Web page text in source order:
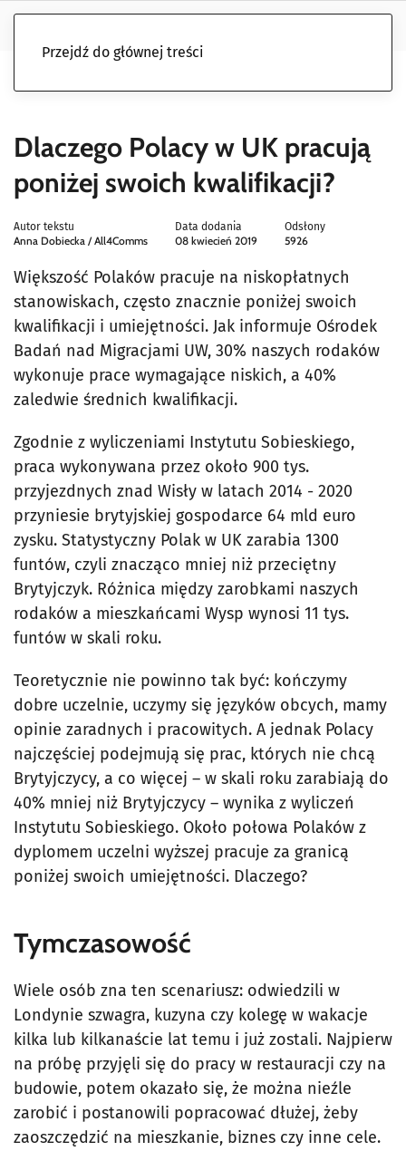
Przejdź do głównej treści
Dlaczego Polacy w UK pracują
poniżej swoich kwalifikacji?
Autor tekstu
Anna Dobiecka / All4Comms
Data dodania
08 kwiecień 2019
Odsłony
5926
Większość Polaków pracuje na niskopłatnych
stanowiskach, często znacznie poniżej swoich
kwalifikacji i umiejętności. Jak informuje Ośrodek
Badań nad Migracjami UW, 30% naszych rodaków
wykonuje prace wymagające niskich, a 40%
zaledwie średnich kwalifikacji.
Zgodnie z wyliczeniami Instytutu Sobieskiego,
praca wykonywana przez około 900 tys.
przyjezdnych znad Wisły w latach 2014 - 2020
przyniesie brytyjskiej gospodarce 64 mld euro
zysku. Statystyczny Polak w UK zarabia 1300
funtów, czyli znacząco mniej niż przeciętny
Brytyjczyk. Różnica między zarobkami naszych
rodaków a mieszkańcami Wysp wynosi 11 tys.
funtów w skali roku.
Teoretycznie nie powinno tak być: kończymy
dobre uczelnie, uczymy się języków obcych, mamy
opinie zaradnych i pracowitych. A jednak Polacy
najczęściej podejmują się prac, których nie chcą
Brytyjczycy, a co więcej – w skali roku zarabiają do
40% mniej niż Brytyjczycy – wynika z wyliczeń
Instytutu Sobieskiego. Około połowa Polaków z
dyplomem uczelni wyższej pracuje za granicą
poniżej swoich umiejętności. Dlaczego?
Tymczasowość
Wiele osób zna ten scenariusz: odwiedzili w
Londynie szwagra, kuzyna czy kolegę w wakacje
kilka lub kilkanaście lat temu i już zostali. Najpierw
na próbę przyjęli się do pracy w restauracji czy na
budowie, potem okazało się, że można nieźle
zarobić i postanowili popracować dłużej, żeby
zaoszczędzić na mieszkanie, biznes czy inne cele.